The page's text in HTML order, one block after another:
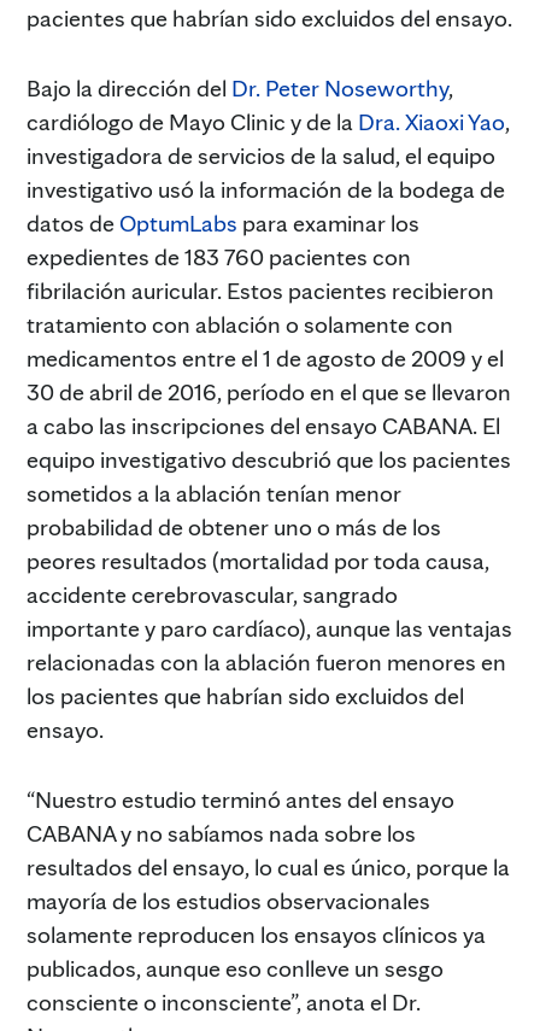
pacientes que habrían sido excluidos del ensayo.
Bajo la dirección del Dr. Peter Noseworthy,
cardiólogo de Mayo Clinic y de la Dra. Xiaoxi Yao,
investigadora de servicios de la salud, el equipo
investigativo usó la información de la bodega de
datos deOptumLabs para examinar los
expedientes de 183 760 pacientes con
fibrilación auricular. Estos pacientes recibieron
tratamiento con ablación o solamente con
medicamentos entre el 1 de agosto de 2009 y el
30 de abril de 2016, período en el que se llevaron
a cabo las inscripciones del ensayo CABANA. El
equipo investigativo descubrió que los pacientes
sometidos a la ablación tenían menor
probabilidad de obtener uno o más de los
peores resultados (mortalidad por toda causa,
accidente cerebrovascular, sangrado
importante y paro cardíaco), aunque las ventajas
relacionadas con la ablación fueron menores en
los pacientes que habrían sido excluidos del
ensayo.
“Nuestro estudio terminó antes del ensayo
CABANA y no sabíamos nada sobre los
resultados del ensayo, lo cual es único, porque la
mayoría de los estudios observacionales
solamente reproducen los ensayos clínicos ya
publicados, aunque eso conlleve un sesgo
consciente o inconsciente”, anota el Dr.